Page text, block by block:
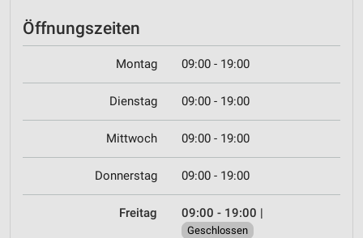
Öffnungszeiten
Montag 09:00 - 19:00
Dienstag 09:00 - 19:00
Mittwoch 09:00 - 19:00
Donnerstag 09:00 - 19:00
Freitag 09:00 - 19:00 |
Geschlossen